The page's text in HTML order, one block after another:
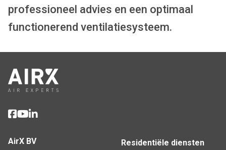
professioneel advies en een optimaal
functionerend ventilatiesysteem.
AirX BV
Residentiële diensten